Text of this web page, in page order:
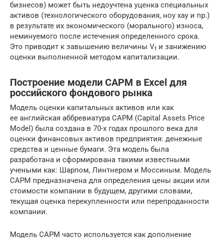
бизнесов) может быть недоучтена уценка специальных
активов (технологического оборудования, ноу хау и пр.)
в результате их экономического (морального) износа,
неминуемого после истечения определенного срока.
Это приводит к завышению величины Vf и занижению
оценки выполненной методом капитализации.
Построение модели CAPM в Excel для
российского фондового рынка
Модель оценки капитальных активов или как
ее английская аббревиатура CAPM (Capital Assets Price
Model) была создана в 70-х годах прошлого века для
оценки финансовых активов предприятия: денежные
средства и ценные бумаги. Эта модель была
разработана и сформирована такими известными
учеными как: Шарпом, Линтнером и Моссиным. Модель
CAPM предназначена для определения цены акции или
стоимости компании в будущем, другими словами,
текущая оценка перекупленности или перепроданности
компании.
Модель CAPM часто используется как дополнение